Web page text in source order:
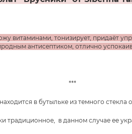
витаминами, тонизирует, придаёт
антисептиком, отлично
***
в бутыльке из темного стекла
традиционное, в данном случае ее